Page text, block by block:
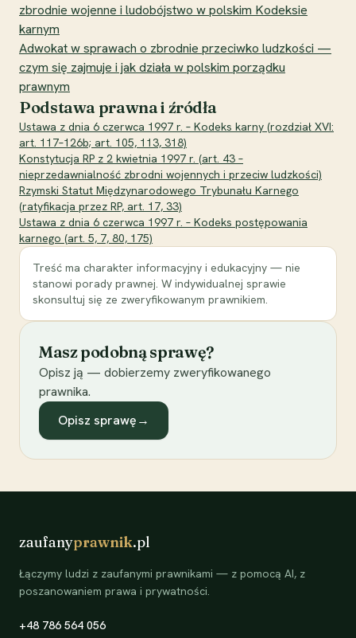
zbrodnie wojenne i ludobójstwo w polskim Kodeksie
karnym
Adwokat w sprawach o zbrodnie przeciwko ludzkości —
czym się zajmuje i jak działa w polskim porządku
prawnym
Podstawa prawna i źródła
Ustawa z dnia 6 czerwca 1997 r. – Kodeks karny (rozdział XVI:
art. 117–126b; art. 105, 113, 318)
Konstytucja RP z 2 kwietnia 1997 r. (art. 43 –
nieprzedawnialność zbrodni wojennych i przeciw ludzkości)
Rzymski Statut Międzynarodowego Trybunału Karnego
(ratyfikacja przez RP, art. 17, 33)
Ustawa z dnia 6 czerwca 1997 r. – Kodeks postępowania
karnego (art. 5, 7, 80, 175)
Treść ma charakter informacyjny i edukacyjny — nie
stanowi porady prawnej. W indywidualnej sprawie
skonsultuj się ze zweryfikowanym prawnikiem.
Masz podobną sprawę?
Opisz ją — dobierzemy zweryfikowanego
prawnika.
Opisz sprawę→
zaufanyprawnik.pl
Łączymy ludzi z zaufanymi prawnikami — z pomocą AI, z
poszanowaniem prawa i prywatności.
+48 786 564 056